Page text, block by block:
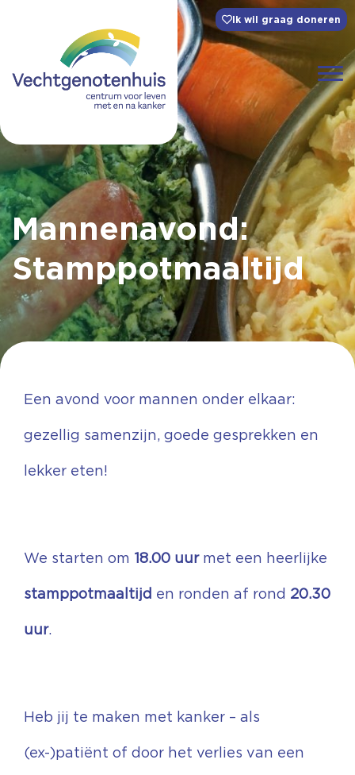
Ik wil graag doneren
Mannenavond:
Stamppotmaaltijd
Een avond voor mannen onder elkaar:
gezellig samenzijn, goede gesprekken en
lekker eten!
We starten om 18.00 uur met een heerlijke
stamppotmaaltijd en ronden af rond 20.30
uur.
Heb jij te maken met kanker – als
(ex-)patiënt of door het verlies van een